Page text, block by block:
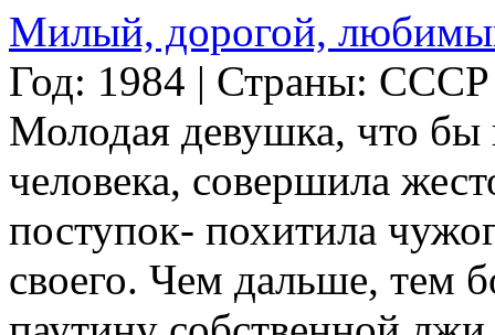
Милый, дорогой,
Год: 1984 | Страны: СССР
Молодая девушка, что бы
человека, совершила
поступок- похитила
своего. Чем дальше, тем